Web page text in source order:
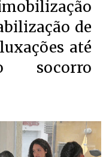
de
até
socorro